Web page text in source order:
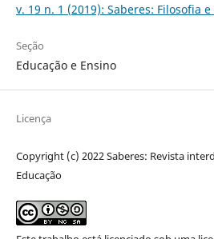
v. 19 n. 1 (2019): Saberes: Filosofia e
Seção
Educação e Ensino
Licença
Copyright (c) 2022 Saberes: Revista
Educação